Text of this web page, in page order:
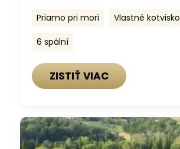
Priamo pri mori Vlastné kotvisko
6 spální
ZISTIŤ VIAC